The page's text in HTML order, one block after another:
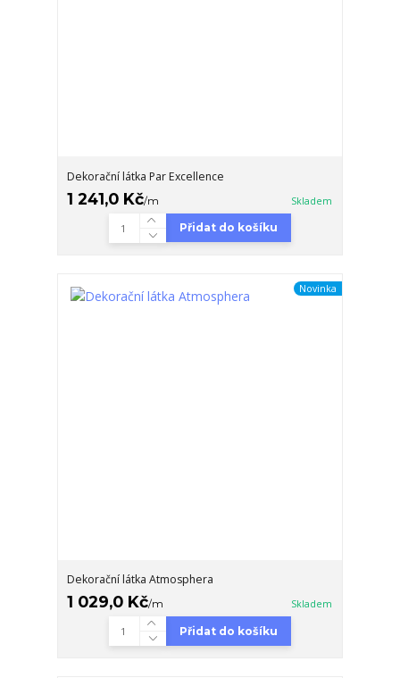
Dekorační látka Par Excellence
1 241,0 Kč/m Skladem
Přidat do košíku
Novinka
Dekorační látka Atmosphera
1 029,0 Kč/m Skladem
Přidat do košíku